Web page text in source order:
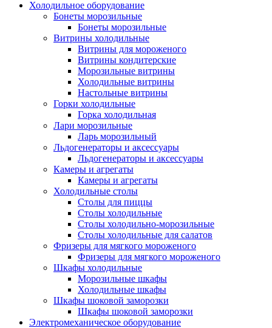
Холодильное оборудование
Бонеты морозильные
Бонеты морозильные
Витрины холодильные
Витрины для мороженого
Витрины кондитерские
Морозильные витрины
Холодильные витрины
Настольные витрины
Горки холодильные
Горка холодильная
Лари морозильные
Ларь морозильный
Льдогенераторы и аксессуары
Льдогенераторы и аксессуары
Камеры и агрегаты
Камеры и агрегаты
Холодильные столы
Столы для пиццы
Столы холодильные
Столы холодильно-морозильные
Столы холодильные для салатов
Фризеры для мягкого мороженого
Фризеры для мягкого мороженого
Шкафы холодильные
Mорозильные шкафы
Холодильные шкафы
Шкафы шоковой заморозки
Шкафы шоковой заморозки
Электромеханическое оборудование